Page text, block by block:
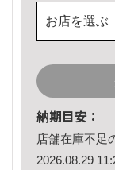
お店を選ぶ
納期目安：
店舗在庫不足
2026.08.29